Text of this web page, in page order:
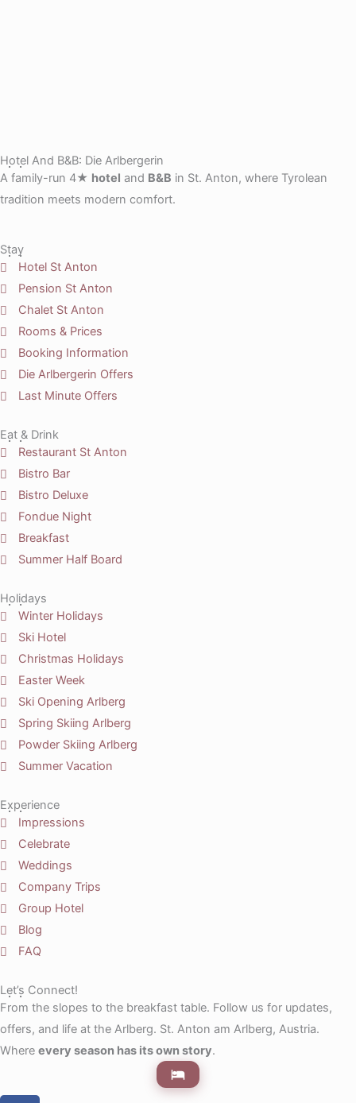
Hotel And B&B: Die Arlbergerin
A family-run 4★ hotel and B&B in St. Anton, where Tyrolean
tradition meets modern comfort.
Stay
Hotel St Anton
Pension St Anton
Chalet St Anton
Rooms & Prices
Booking Information
Die Arlbergerin Offers
Last Minute Offers
Eat & Drink
Restaurant St Anton
Bistro Bar
Bistro Deluxe
Fondue Night
Breakfast
Summer Half Board
Holidays
Winter Holidays
Ski Hotel
Christmas Holidays
Easter Week
Ski Opening Arlberg
Spring Skiing Arlberg
Powder Skiing Arlberg
Summer Vacation
Experience
Impressions
Celebrate
Weddings
Company Trips
Group Hotel
Blog
FAQ
Let’s Connect!
From the slopes to the breakfast table. Follow us for updates,
offers, and life at the Arlberg. St. Anton am Arlberg, Austria.
Where every season has its own story.